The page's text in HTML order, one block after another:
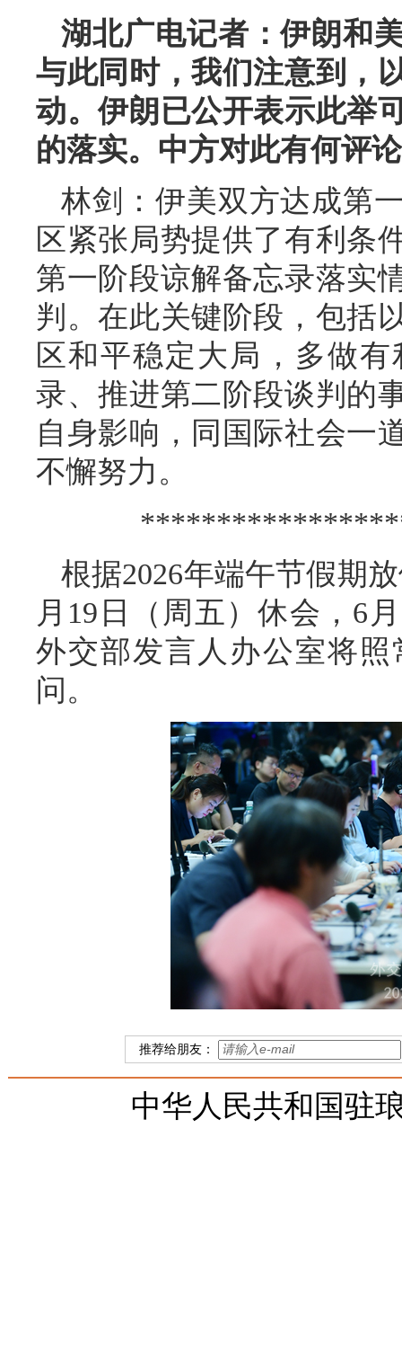
湖北广电记者：伊朗和
与此同时，我们注意到，
动。伊朗已公开表示此举
的落实。中方对此有何评
林剑：伊美双方达成第
区紧张局势提供了有利条
第一阶段谅解备忘录落实
判。在此关键阶段，包括
区和平稳定大局，多做
录、推进第二阶段谈判的
自身影响，同国际社会一
不懈努力。
根据2026年端午节假期
月19日（周五）休会，6
外交部发言人办公室将
问。
推荐给朋友：
中华人民共和国驻